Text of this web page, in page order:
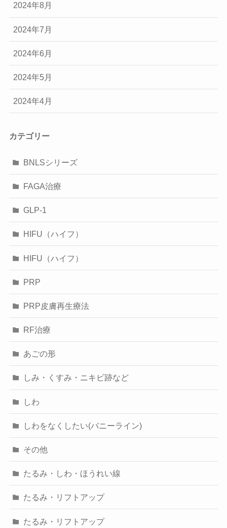
2024年8月
2024年7月
2024年6月
2024年5月
2024年4月
カテゴリー
BNLSシリーズ
FAGA治療
GLP-1
HIFU（ハイフ）
HIFU（ハイフ）
PRP
PRP皮膚再生療法
RF治療
あごの形
しみ・くすみ・ニキビ跡など
しわ
しわをなくしたい(バニーライン)
その他
たるみ・しわ・ほうれい線
たるみ・リフトアップ
たるみ・リフトアップ